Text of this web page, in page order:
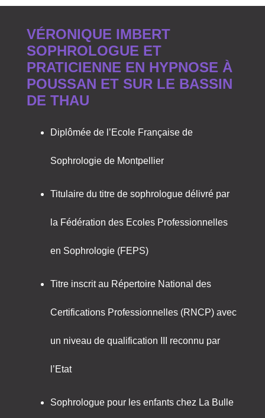
VÉRONIQUE IMBERT
SOPHROLOGUE ET
PRATICIENNE EN HYPNOSE À
POUSSAN ET SUR LE BASSIN
DE THAU
Diplômée de l’Ecole Française de
Sophrologie de Montpellier
Titulaire du titre de sophrologue délivré par
la Fédération des Ecoles Professionnelles
en Sophrologie (FEPS)
Titre inscrit au Répertoire National des
Certifications Professionnelles (RNCP) avec
un niveau de qualification III reconnu par
l’Etat
Sophrologue pour les enfants chez La Bulle